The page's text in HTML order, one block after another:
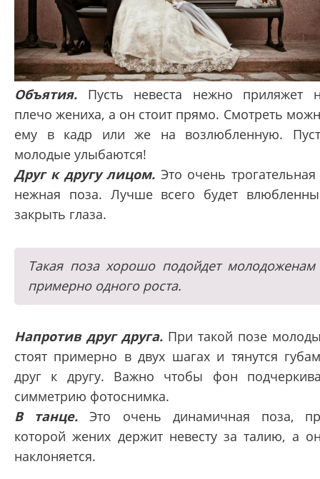
Объятия. Пусть невеста нежно приляжет
плечо жениха, а он стоит прямо. Смотреть
ему в кадр или же на возлюбленную.
молодые улыбаются!
Друг к другу лицом. Это очень
нежная поза. Лучше всего будет
закрыть глаза.
Такая поза хорошо подойдет молодоженам
примерно одного роста.
Напротив друг друга. При такой позе
стоят примерно в двух шагах и тянутся
друг к другу. Важно чтобы фон
симметрию фотоснимка.
В танце. Это очень динамичная поза,
которой жених держит невесту за талию, а
наклоняется.